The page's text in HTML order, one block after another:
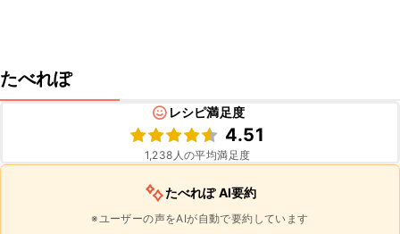
たべれぽ
レシピ満足度
4.51
1,238 人の平均満足度
たべれぽ AI要約
※ユーザーの声をAIが自動で要約しています